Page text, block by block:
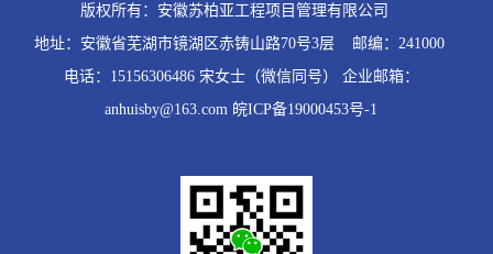
版权所有：安徽苏柏亚工程项目管理有限公司
地址：安徽省芜湖市镜湖区赤铸山路70号3层 邮编：241000
电话：15156306486 宋女士（微信同号） 企业邮箱：
anhuisby@163.com 皖ICP备19000453号-1